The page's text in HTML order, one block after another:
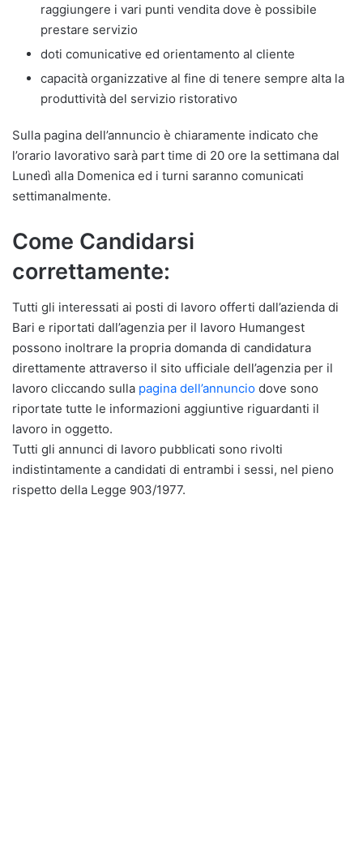
raggiungere i vari punti vendita dove è possibile
prestare servizio
doti comunicative ed orientamento al cliente
capacità organizzative al fine di tenere sempre alta la
produttività del servizio ristorativo
Sulla pagina dell’annuncio è chiaramente indicato che
l’orario lavorativo sarà part time di 20 ore la settimana dal
Lunedì alla Domenica ed i turni saranno comunicati
settimanalmente.
Come Candidarsi
correttamente:
Tutti gli interessati ai posti di lavoro offerti dall’azienda di
Bari e riportati dall’agenzia per il lavoro Humangest
possono inoltrare la propria domanda di candidatura
direttamente attraverso il sito ufficiale dell’agenzia per il
lavoro cliccando sulla pagina dell’annuncio dove sono
riportate tutte le informazioni aggiuntive riguardanti il
lavoro in oggetto.
Tutti gli annunci di lavoro pubblicati sono rivolti
indistintamente a candidati di entrambi i sessi, nel pieno
rispetto della Legge 903/1977.